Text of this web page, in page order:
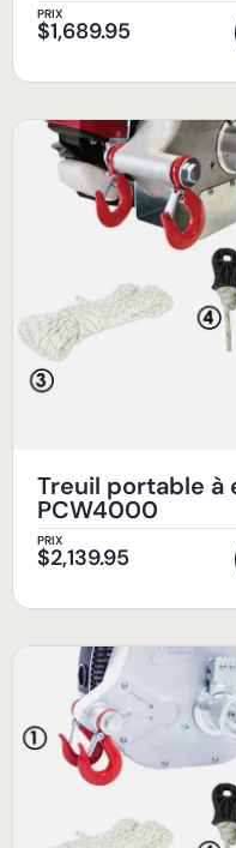
PRIX
$1,689.95
Treuil portable à
PCW4000
PRIX
$2,139.95